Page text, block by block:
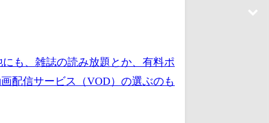
も、雑誌の読み放題とか、有料ポ
配信サービス（VOD）の選ぶのも